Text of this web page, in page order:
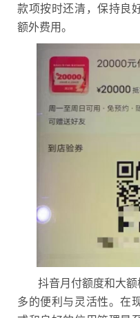
款项按时还清，保持良
额外费用。
抖音月付额度和大
多的便利与灵活性。在